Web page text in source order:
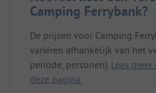
Camping Ferrybank?
De prijzen voor Camping
variëren afhankelijk van het
periode, personen). Lees
deze pagina.